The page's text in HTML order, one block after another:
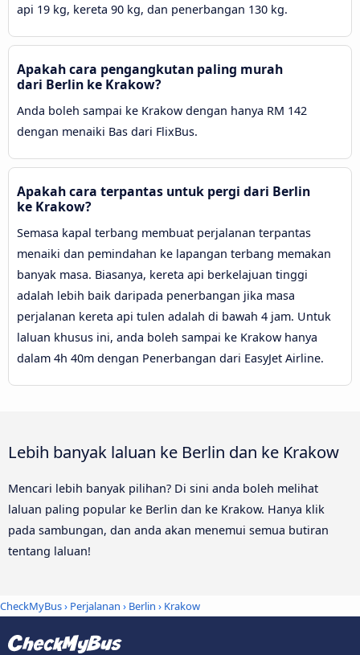
api 19 kg, kereta 90 kg, dan penerbangan 130 kg.
Apakah cara pengangkutan paling murah
dari Berlin ke Krakow?
Anda boleh sampai ke Krakow dengan hanya RM 142
dengan menaiki Bas dari FlixBus.
Apakah cara terpantas untuk pergi dari Berlin
ke Krakow?
Semasa kapal terbang membuat perjalanan terpantas
menaiki dan pemindahan ke lapangan terbang memakan
banyak masa. Biasanya, kereta api berkelajuan tinggi
adalah lebih baik daripada penerbangan jika masa
perjalanan kereta api tulen adalah di bawah 4 jam. Untuk
laluan khusus ini, anda boleh sampai ke Krakow hanya
dalam 4h 40m dengan Penerbangan dari EasyJet Airline.
Lebih banyak laluan ke Berlin dan ke Krakow
Mencari lebih banyak pilihan? Di sini anda boleh melihat
laluan paling popular ke Berlin dan ke Krakow. Hanya klik
pada sambungan, dan anda akan menemui semua butiran
tentang laluan!
CheckMyBus› Perjalanan › Berlin › Krakow